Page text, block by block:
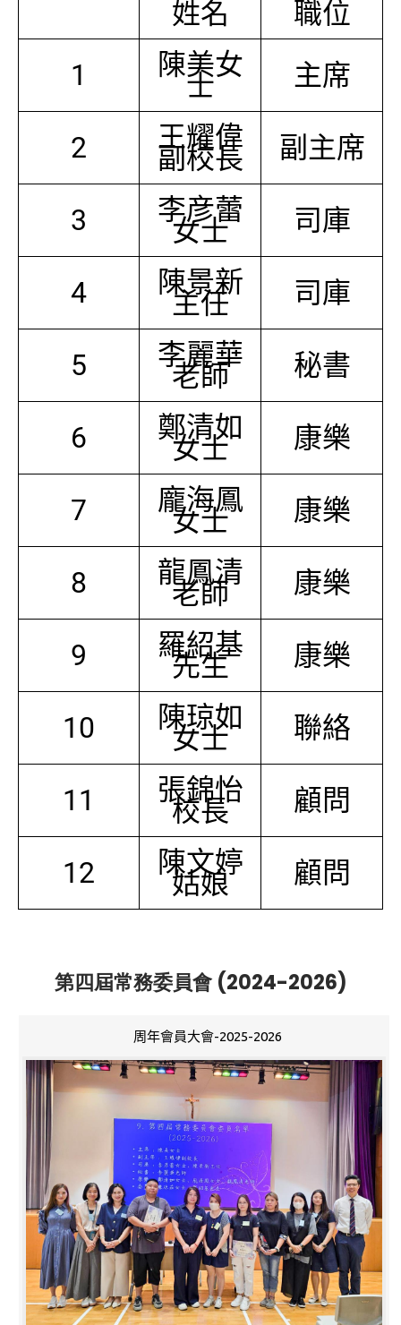
姓名
職位
1
陳美女
士 主席
2 王耀偉
副校長 副主席
3 李彦蕾
女士 司庫
4 陳景新
主任 司庫
5 李麗華
老師 秘書
6 鄭清如
女士 康樂
7 龐海鳳
女士 康樂
8 龍鳳清
老師 康樂
9 羅紹基
先生 康樂
10 陳琼如
女士 聯絡
11 張錦怡
校長 顧問
12 陳文婷
姑娘 顧問
第四屆常務委員會 (2024-2026)
周年會員大會-2025-2026